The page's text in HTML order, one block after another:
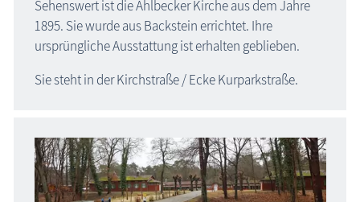
Sehenswert ist die Ahlbecker Kirche aus dem Jahre
1895. Sie wurde aus Backstein errichtet. Ihre
ursprüngliche Ausstattung ist erhalten geblieben.
Sie steht in der Kirchstraße / Ecke Kurparkstraße.